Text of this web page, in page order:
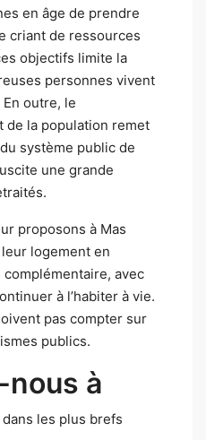
en âge de prendre
criant de ressources
objectifs limite la
personnes vivent
outre, le
de la population remet
système public de
une grande
proposons à Mas
logement en
complémentaire, avec
à l’habiter à vie.
pas compter sur
publics.
à
les plus brefs